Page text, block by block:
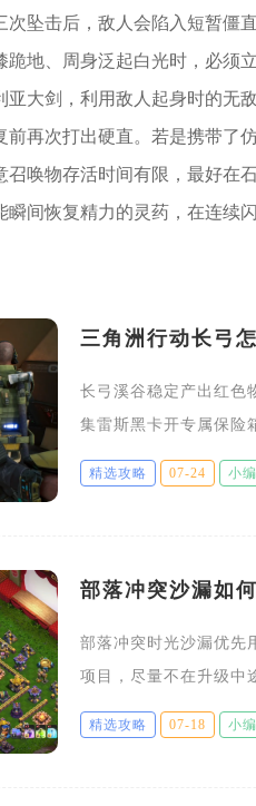
次坠击后，敌人会陷入短暂僵
跪地、周身泛起白光时，必须
亚大剑，利用敌人起身时的无
前再次打出硬直。若是携带了
召唤物存活时间有限，最好在
间恢复精力的灵药，在连续
三角洲行动长弓
长弓溪谷稳定产出红色
集雷斯黑卡开专属保险
低成本跑图与机密模式
程避开高交战
精选攻略 07-24 小
部落冲突沙漏如
部落冲突时光沙漏优先
项目，尽量不在升级中
续性时长类魔法道具，
数建筑、防御
精选攻略 07-18 小